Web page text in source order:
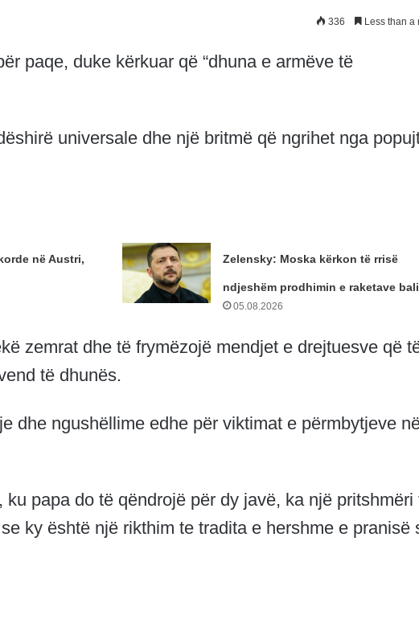
336 Less than a
paqe, duke kërkuar që “dhuna e armëve të
universale dhe një britmë që ngrihet nga
në Austri, Zelensky: Moska kërkon të rrisë
ndjeshëm prodhimin e raketave
05.08.2026
zemrat dhe të frymëzojë mendjet e drejtuesve që
të dhunës.
dhe ngushëllime edhe për viktimat e përmbytjeve
papa do të qëndrojë për dy javë, ka një pritshmëri
ky është një rikthim te tradita e hershme e pranisë